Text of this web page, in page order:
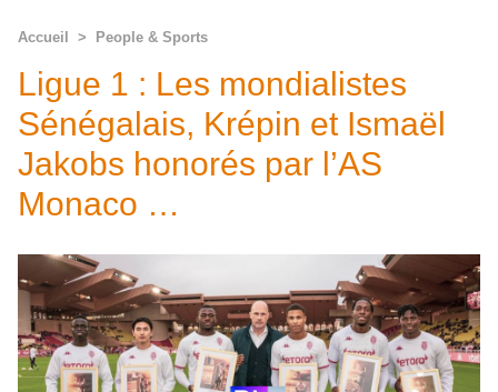
Accueil > People & Sports
Ligue 1 : Les mondialistes
Sénégalais, Krépin et Ismaël
Jakobs honorés par l’AS
Monaco …